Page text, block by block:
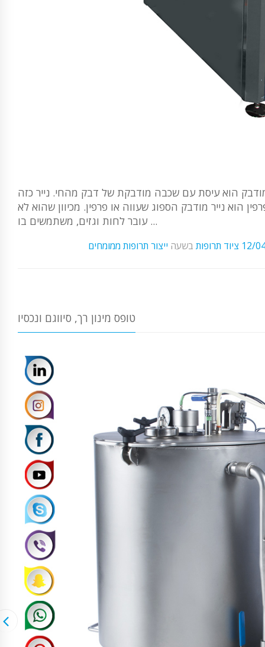
מודבק הוא עיסת עם שכבה מודבקת של דבק מהחי. נייר כזה
הוא נייר מודבק הספוג שעווה או פרפין. מכיוון שהוא לא
עובר לחות וגזים, משתמשים בו ...
12/ ציוד תרופות בשעה ייצור תרופות ממומחים
טופס מינון רך, סיווגם ונכסיו